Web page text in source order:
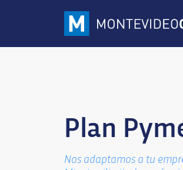
Plan
Nos adaptamos a tu